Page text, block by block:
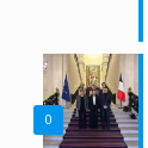
0